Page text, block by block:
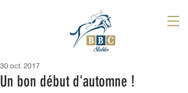
Un bon début d'automne !
30 oct. 2017